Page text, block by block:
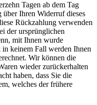
Tagen ab dem Tag
Ihren Widerruf dieses
Rückzahlung verwenden
der ursprünglichen
mit Ihnen wurde
in keinem Fall werden Ihnen
Wir können die
wieder zurückerhalten
haben, dass Sie die
welches der frühere